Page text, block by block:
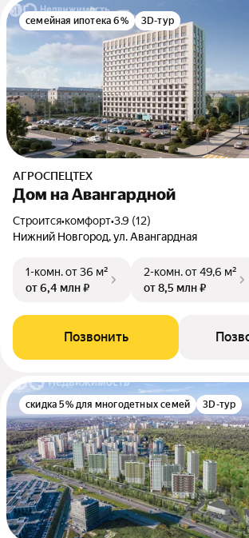
семейная ипотека 6% 3D-тур
АГРОСПЕЦТЕХ
Дом на Авангардной
Строится•комфорт•3.9 (12)
Нижний Новгород, ул. Авангардная
1-комн.от 36 м²
от 6,4 млн ₽
2-комн.от 49,6 м²
от 8,5 млн ₽
Позвонить
скидка 5% для многодетных семей 3D-тур